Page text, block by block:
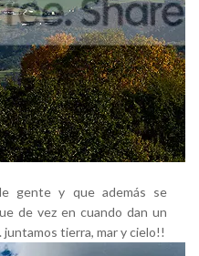
gente y que además se
de vez en cuando dan un
juntamos tierra, mar y cielo!!